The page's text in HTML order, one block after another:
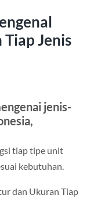
Jenis
jenis-
tiap tipe unit
kebutuhan.
dan Ukuran Tiap